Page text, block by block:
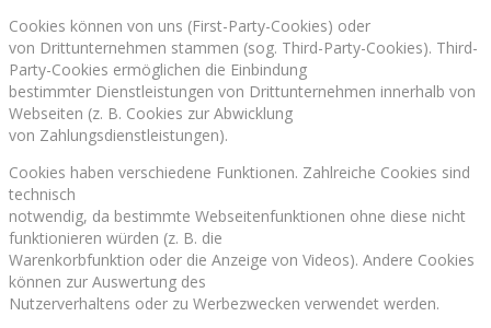
Cookies können von uns (First-Party-Cookies) oder
von Drittunternehmen stammen (sog. Third-Party-Cookies). Third-
Party-Cookies ermöglichen die Einbindung
bestimmter Dienstleistungen von Drittunternehmen innerhalb von
Webseiten (z. B. Cookies zur Abwicklung
von Zahlungsdienstleistungen).
Cookies haben verschiedene Funktionen. Zahlreiche Cookies sind
technisch
notwendig, da bestimmte Webseitenfunktionen ohne diese nicht
funktionieren würden (z. B. die
Warenkorbfunktion oder die Anzeige von Videos). Andere Cookies
können zur Auswertung des
Nutzerverhaltens oder zu Werbezwecken verwendet werden.